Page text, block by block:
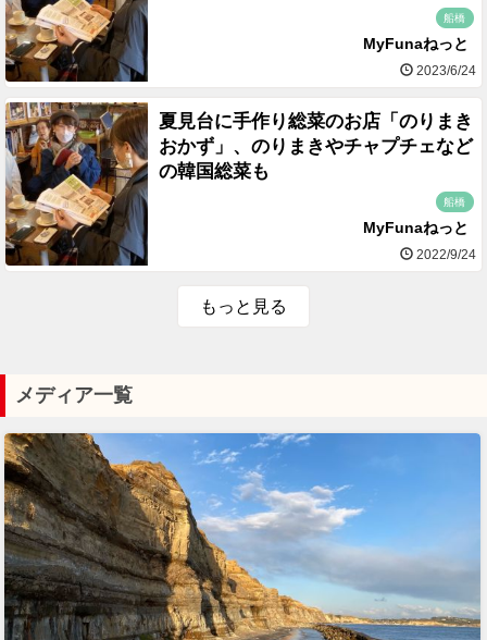
船橋
MyFunaねっと
2023/6/24
夏見台に手作り総菜のお店「のりまき
おかず」、のりまきやチャプチェなど
の韓国総菜も
船橋
MyFunaねっと
2022/9/24
もっと見る
メディア一覧